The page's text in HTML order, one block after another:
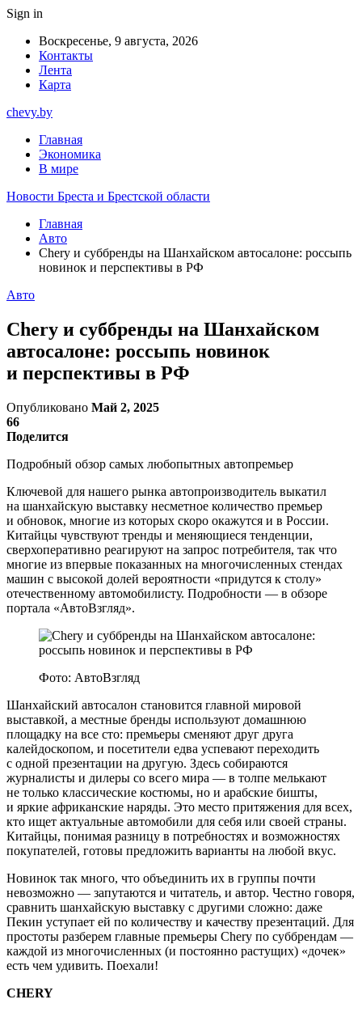
Sign in
Воскресенье, 9 августа, 2026
Контакты
Лента
Карта
chevy.by
Главная
Экономика
В мире
Новости Бреста и Брестской области
Главная
Авто
Chery и суббренды на Шанхайском автосалоне: россыпь
новинок и перспективы в РФ
Авто
Chery и суббренды на Шанхайском
автосалоне: россыпь новинок
и перспективы в РФ
Опубликовано Май 2, 2025
66
Поделится
Подробный обзор самых любопытных автопремьер
Ключевой для нашего рынка автопроизводитель выкатил
на шанхайскую выставку несметное количество премьер
и обновок, многие из которых скоро окажутся и в России.
Китайцы чувствуют тренды и меняющиеся тенденции,
сверхоперативно реагируют на запрос потребителя, так что
многие из впервые показанных на многочисленных стендах
машин с высокой долей вероятности «придутся к столу»
отечественному автомобилисту. Подробности — в обзоре
портала «АвтоВзгляд».
Фото: АвтоВзгляд
Шанхайский автосалон становится главной мировой
выставкой, а местные бренды используют домашнюю
площадку на все сто: премьеры сменяют друг друга
калейдоскопом, и посетители едва успевают переходить
с одной презентации на другую. Здесь собираются
журналисты и дилеры со всего мира — в толпе мелькают
не только классические костюмы, но и арабские бишты,
и яркие африканские наряды. Это место притяжения для всех,
кто ищет актуальные автомобили для себя или своей страны.
Китайцы, понимая разницу в потребностях и возможностях
покупателей, готовы предложить варианты на любой вкус.
Новинок так много, что объединить их в группы почти
невозможно — запутаются и читатель, и автор. Честно говоря,
сравнить шанхайскую выставку с другими сложно: даже
Пекин уступает ей по количеству и качеству презентаций. Для
простоты разберем главные премьеры Chery по суббрендам —
каждой из многочисленных (и постоянно растущих) «дочек»
есть чем удивить. Поехали!
CHERY